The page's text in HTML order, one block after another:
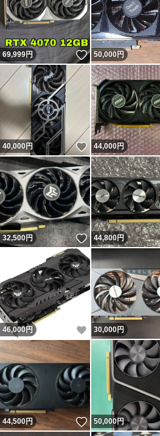
69,999円 いいね！
50,000円
40,000円 いいね！
44,000円
32,500円 いいね！
44,800円
46,000円 いいね！
30,000円
44,500円 いいね！
50,000円